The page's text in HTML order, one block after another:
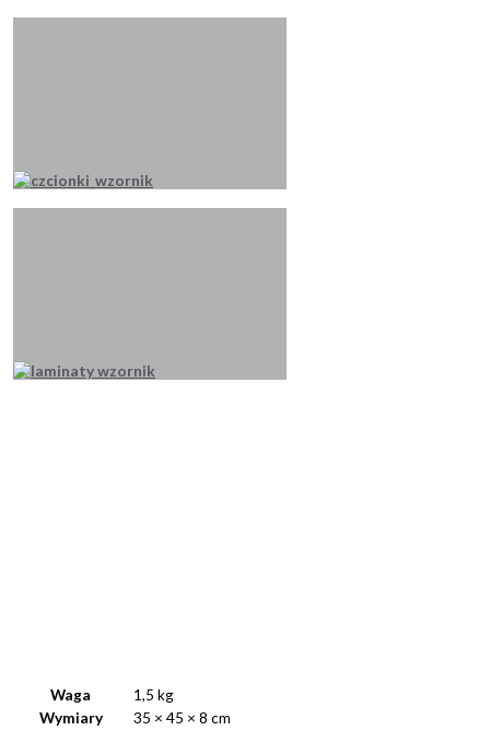
Waga
1,5 kg
Wymiary
35 × 45 × 8 cm